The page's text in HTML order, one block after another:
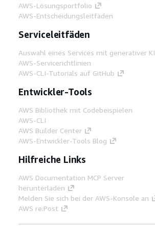
AWS-Lösungsportfolio
AWS-Entscheidungsleitfäden
Serviceleitfäden
Auswahl eines Services mit generativer KI
AWS-Servicerichtlinien
AWS-CLI-Tutorials auf GitHub
Entwickler-Tools
AWS Bibliothek mit Codebeispielen
AWS-CLI
AWS Builder Center
AWS-Entwickler-Tools Blog
Hilfreiche Links
AWS Documentation MCP Server
herunterladen
Melden Sie sich bei der AWS-Konsole an
AWS re:Post